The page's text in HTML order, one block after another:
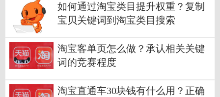
如何通过淘宝类目提升权重？复制
宝贝关键词到淘宝类目搜索
淘宝客单页怎么做？承认相关关键
词的竞赛程度
淘宝直通车30块钱有什么用？正确